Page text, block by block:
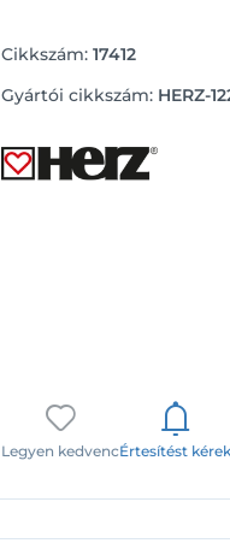
Cikkszám: 17412
Gyártói cikkszám: HERZ-
Legyen kedvencÉrtesítést kérek